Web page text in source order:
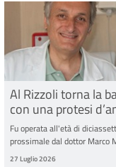
Al Rizzoli torna la
con una protesi
Fu operata all'età di
prossimale dal dottor Marco
27 Luglio 2026